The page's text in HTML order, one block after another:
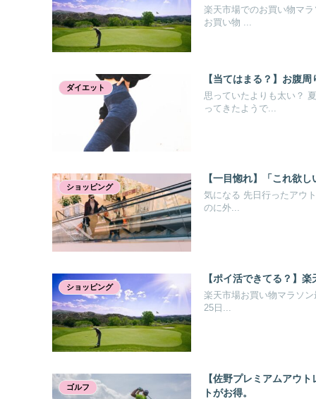
楽天市場でのお買い物マ
お買い物 ...
ダイエット
【当てはまる？】お腹
思っていたよりも太い？
ってきたようで...
ショッピング
【一目惚れ】「これ欲
気になる 先日行ったアウ
のに外...
ショッピング
【ポイ活できてる？】
楽天市場お買い物マラソ
25日...
ゴルフ
【佐野プレミアムアウ
トがお得。